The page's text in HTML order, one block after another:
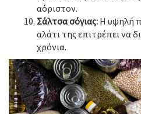
αόριστον.
Σάλτσα σόγιας: Η υψηλή
αλάτι της επιτρέπει να
χρόνια.